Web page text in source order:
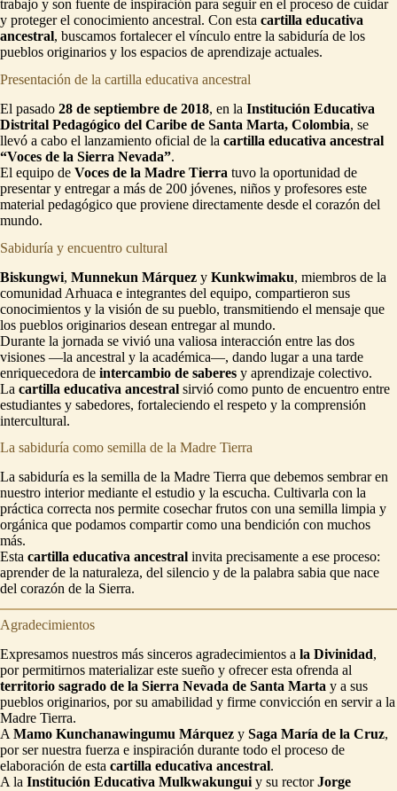
trabajo y son fuente de inspiración para seguir en el proceso de cuidar
y proteger el conocimiento ancestral. Con esta cartilla educativa
ancestral, buscamos fortalecer el vínculo entre la sabiduría de los
pueblos originarios y los espacios de aprendizaje actuales.
Presentación de la cartilla educativa ancestral
El pasado 28 de septiembre de 2018, en la Institución Educativa
Distrital Pedagógico del Caribe de Santa Marta, Colombia, se
llevó a cabo el lanzamiento oficial de la cartilla educativa ancestral
“Voces de la Sierra Nevada”.
El equipo de Voces de la Madre Tierra tuvo la oportunidad de
presentar y entregar a más de 200 jóvenes, niños y profesores este
material pedagógico que proviene directamente desde el corazón del
mundo.
Sabiduría y encuentro cultural
Biskungwi, Munnekun Márquez y Kunkwimaku, miembros de la
comunidad Arhuaca e integrantes del equipo, compartieron sus
conocimientos y la visión de su pueblo, transmitiendo el mensaje que
los pueblos originarios desean entregar al mundo.
Durante la jornada se vivió una valiosa interacción entre las dos
visiones —la ancestral y la académica—, dando lugar a una tarde
enriquecedora de intercambio de saberes y aprendizaje colectivo.
La cartilla educativa ancestral sirvió como punto de encuentro entre
estudiantes y sabedores, fortaleciendo el respeto y la comprensión
intercultural.
La sabiduría como semilla de la Madre Tierra
La sabiduría es la semilla de la Madre Tierra que debemos sembrar en
nuestro interior mediante el estudio y la escucha. Cultivarla con la
práctica correcta nos permite cosechar frutos con una semilla limpia y
orgánica que podamos compartir como una bendición con muchos
más.
Esta cartilla educativa ancestral invita precisamente a ese proceso:
aprender de la naturaleza, del silencio y de la palabra sabia que nace
del corazón de la Sierra.
Agradecimientos
Expresamos nuestros más sinceros agradecimientos a la Divinidad,
por permitirnos materializar este sueño y ofrecer esta ofrenda al
territorio sagrado de la Sierra Nevada de Santa Marta y a sus
pueblos originarios, por su amabilidad y firme convicción en servir a la
Madre Tierra.
A Mamo Kunchanawingumu Márquez y Saga María de la Cruz,
por ser nuestra fuerza e inspiración durante todo el proceso de
elaboración de esta cartilla educativa ancestral.
A la Institución Educativa Mulkwakungui y su rectorJorge